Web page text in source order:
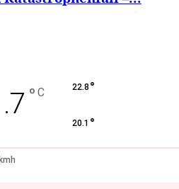
° C 22.8 °
20.1 °